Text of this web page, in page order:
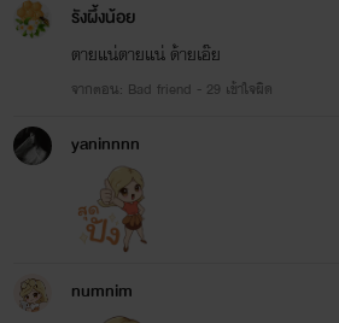
รังผึ้งน้อย
ตายแน่ตายแน่ ด้ายเอ๊ย
จากตอน: Bad friend - 29 เข้าใจผิด
yaninnnn
numnim